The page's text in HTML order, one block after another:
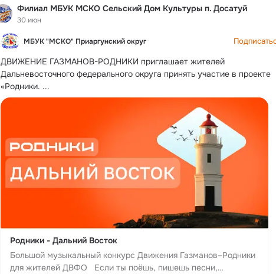
Филиал МБУК МСКО Сельский Дом Культуры п. Досатуй
30 июн
МБУК "МСКО" Приаргунский округ
ДВИЖЕНИЕ ГАЗМАНОВ-РОДНИКИ приглашает жителей
Дальневосточного федерального округа принять участие в проекте
«Родники. ...
Родники - Дальний Восток
Большой музыкальный конкурс Движения Газманов–Родники
для жителей ДВФО Если ты поёшь, пишешь песни,